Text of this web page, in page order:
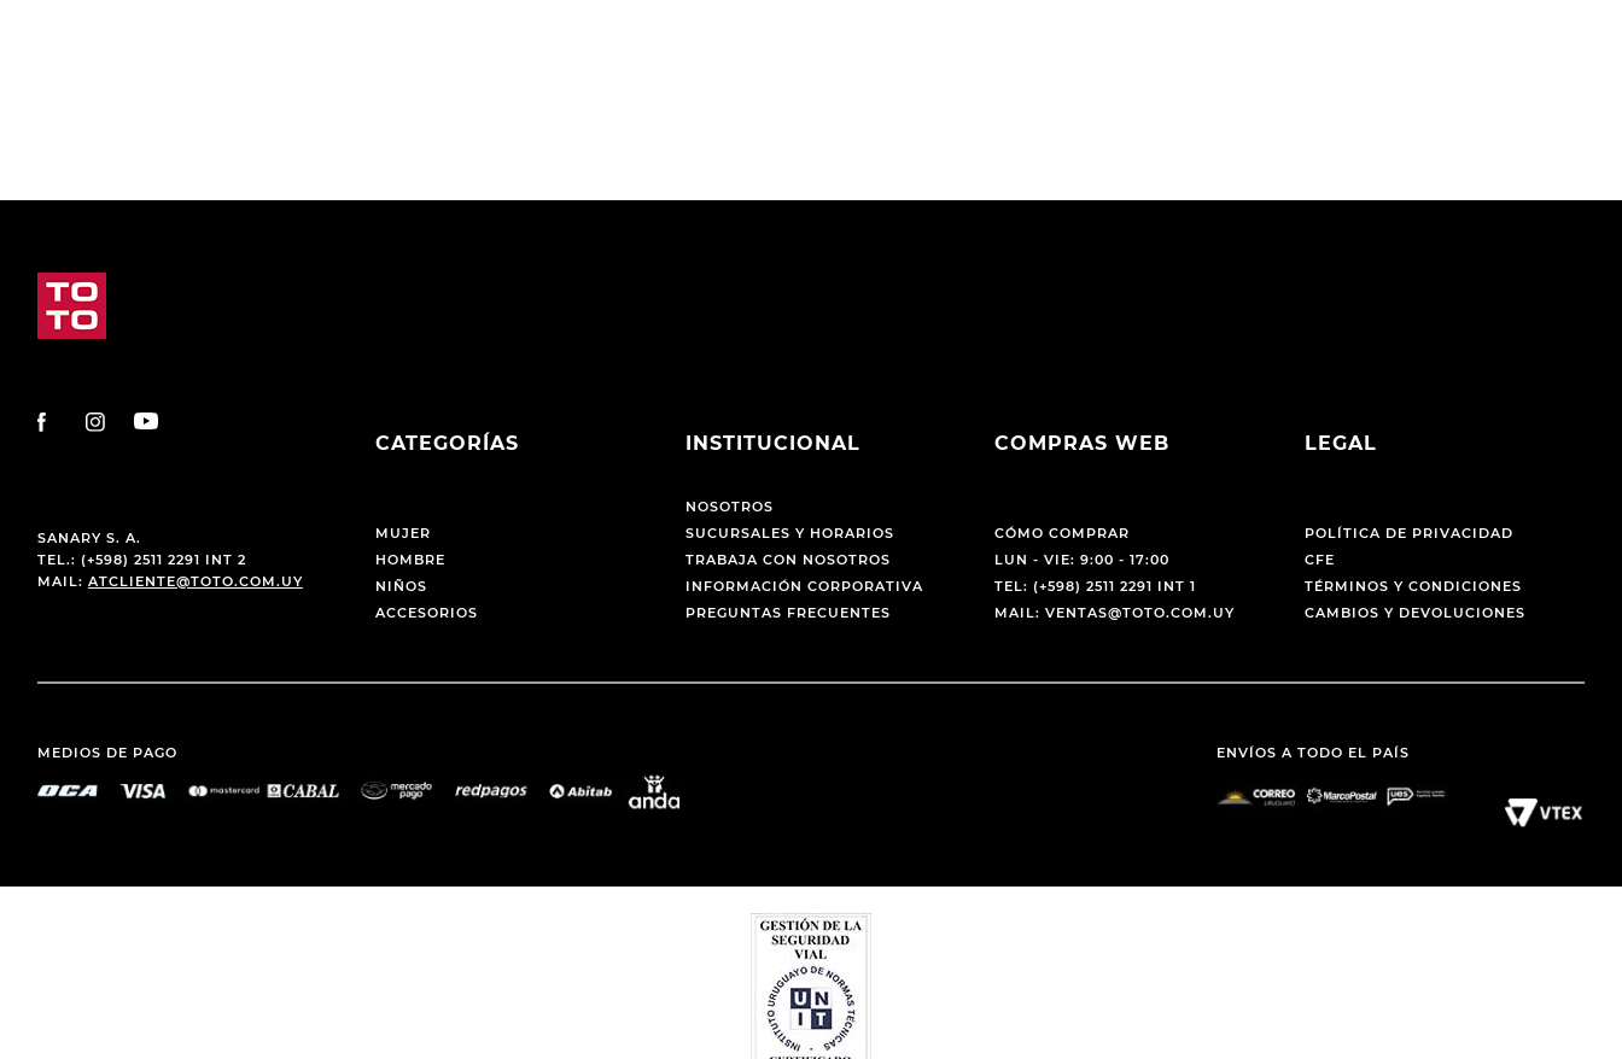
SANARY S. A.
TEL.: (+598) 2511 2291 INT 2
MAIL: ATCLIENTE@TOTO.COM.UY
CATEGORÍAS
MUJER
HOMBRE
NIÑOS
ACCESORIOS
INSTITUCIONAL
NOSOTROS
SUCURSALES Y HORARIOS
TRABAJA CON NOSOTROS
INFORMACIÓN CORPORATIVA
PREGUNTAS FRECUENTES
COMPRAS WEB
CÓMO COMPRAR
LUN - VIE: 9:00 - 17:00
TEL: (+598) 2511 2291 INT 1
MAIL: VENTAS@TOTO.COM.UY
LEGAL
POLÍTICA DE PRIVACIDAD
CFE
TÉRMINOS Y CONDICIONES
CAMBIOS Y DEVOLUCIONES
MEDIOS DE PAGO ENVÍOS A TODO EL PAÍS